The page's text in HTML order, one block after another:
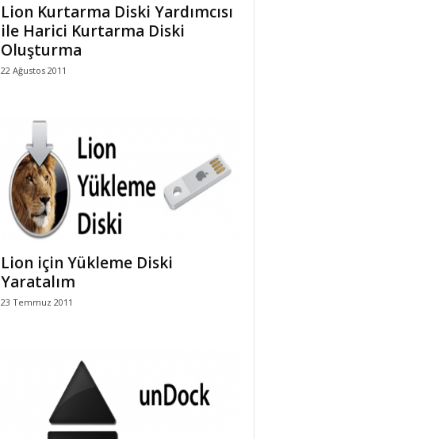
Lion Kurtarma Diski Yardımcısı
ile Harici Kurtarma Diski
Oluşturma
22 Ağustos 2011
Lion için Yükleme Diski
Yaratalım
23 Temmuz 2011